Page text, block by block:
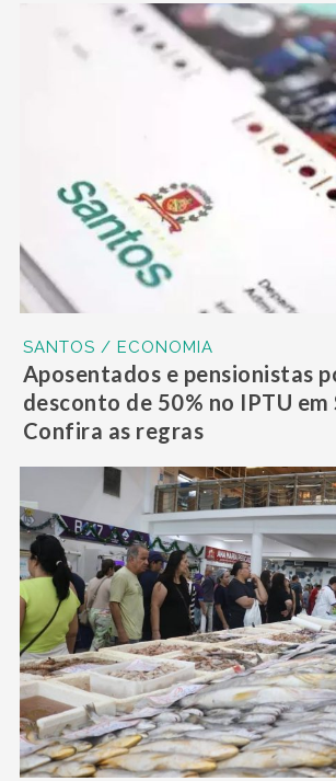
SANTOS / ECONOMIA
Aposentados e pensionistas
desconto de 50% no IPTU em
Confira as regras